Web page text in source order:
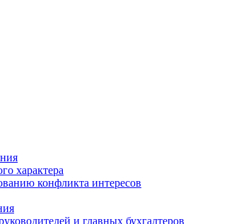
характера
конфликта интересов
и главных бухгалтеров